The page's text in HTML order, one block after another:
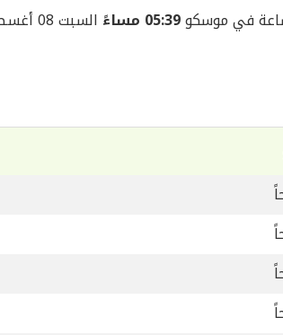
05:39 مساءً
السبت 08 أغسطس 2026.